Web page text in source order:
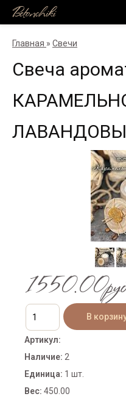
Betonchiki
Главная » Свечи
Свеча
Артикул:
Наличие: 2
Единица: 1 шт.
Вес: 450.00